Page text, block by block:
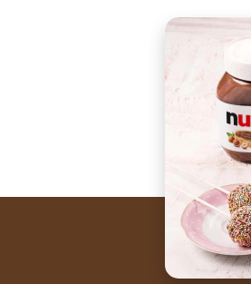
Can be served to young and old alike.
Perfect for your children's birthday